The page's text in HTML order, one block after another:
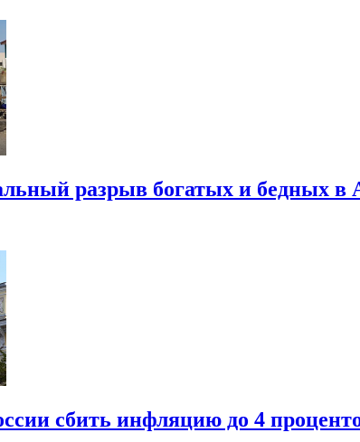
разрыв богатых и бедных в
сбить инфляцию до 4